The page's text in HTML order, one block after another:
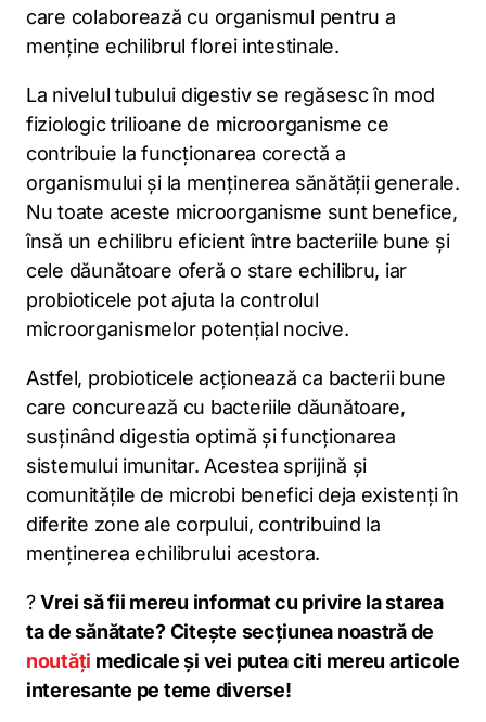
care colaborează cu organismul pentru a
menține echilibrul florei intestinale.
La nivelul tubului digestiv se regăsesc în mod
fiziologic trilioane de microorganisme ce
contribuie la funcționarea corectă a
organismului și la menținerea sănătății generale.
Nu toate aceste microorganisme sunt benefice,
însă un echilibru eficient între bacteriile bune și
cele dăunătoare oferă o stare echilibru, iar
probioticele pot ajuta la controlul
microorganismelor potențial nocive.
Astfel, probioticele acționează ca bacterii bune
care concurează cu bacteriile dăunătoare,
susținând digestia optimă și funcționarea
sistemului imunitar. Acestea sprijină și
comunitățile de microbi benefici deja existenți în
diferite zone ale corpului, contribuind la
menținerea echilibrului acestora.
?Vrei să fii mereu informat cu privire la starea
ta de sănătate? Citește secțiunea noastră de
noutăți medicale și vei putea citi mereu articole
interesante pe teme diverse!